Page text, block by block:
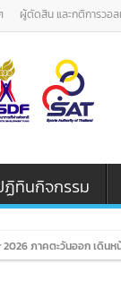
ผู้ตัดสิน และกติการวอ
ฏิทินกิจกรรม
2026 ภาคตะวันออก เดิ